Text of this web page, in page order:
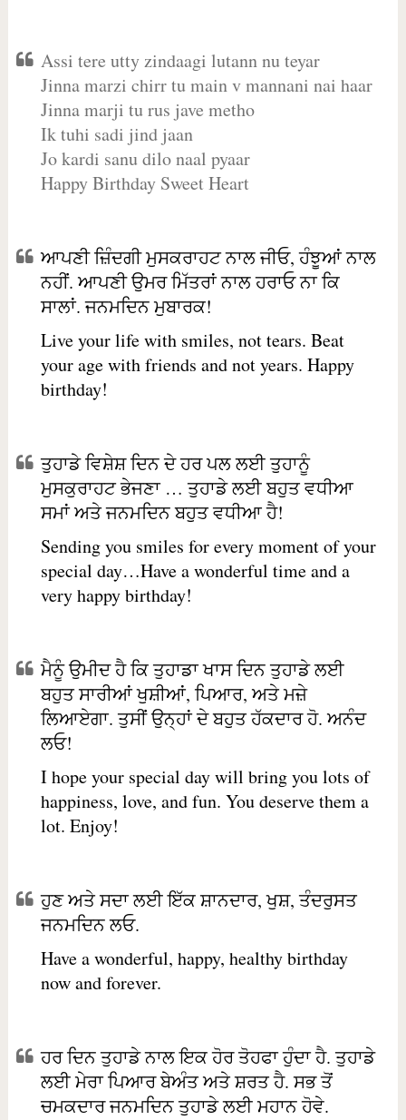
Assi tere utty zindaagi lutann nu teyar
Jinna marzi chirr tu main v mannani nai haar
Jinna marji tu rus jave metho
Ik tuhi sadi jind jaan
Jo kardi sanu dilo naal pyaar
Happy Birthday Sweet Heart
ਆਪਣੀ ਜ਼ਿੰਦਗੀ ਮੁਸਕਰਾਹਟ ਨਾਲ ਜੀਓ, ਹੰਝੂਆਂ ਨਾਲ
ਨਹੀਂ. ਆਪਣੀ ਉਮਰ ਮਿੱਤਰਾਂ ਨਾਲ ਹਰਾਓ ਨਾ ਕਿ
ਸਾਲਾਂ. ਜਨਮਦਿਨ ਮੁਬਾਰਕ!
Live your life with smiles, not tears. Beat
your age with friends and not years. Happy
birthday!
ਤੁਹਾਡੇ ਵਿਸ਼ੇਸ਼ ਦਿਨ ਦੇ ਹਰ ਪਲ ਲਈ ਤੁਹਾਨੂੰ
ਮੁਸਕੁਰਾਹਟ ਭੇਜਣਾ … ਤੁਹਾਡੇ ਲਈ ਬਹੁਤ ਵਧੀਆ
ਸਮਾਂ ਅਤੇ ਜਨਮਦਿਨ ਬਹੁਤ ਵਧੀਆ ਹੈ!
Sending you smiles for every moment of your
special day…Have a wonderful time and a
very happy birthday!
ਮੈਨੂੰ ਉਮੀਦ ਹੈ ਕਿ ਤੁਹਾਡਾ ਖਾਸ ਦਿਨ ਤੁਹਾਡੇ ਲਈ
ਬਹੁਤ ਸਾਰੀਆਂ ਖੁਸ਼ੀਆਂ, ਪਿਆਰ, ਅਤੇ ਮਜ਼ੇ
ਲਿਆਏਗਾ. ਤੁਸੀਂ ਉਨ੍ਹਾਂ ਦੇ ਬਹੁਤ ਹੱਕਦਾਰ ਹੋ. ਅਨੰਦ
ਲਓ!
I hope your special day will bring you lots of
happiness, love, and fun. You deserve them a
lot. Enjoy!
ਹੁਣ ਅਤੇ ਸਦਾ ਲਈ ਇੱਕ ਸ਼ਾਨਦਾਰ, ਖੁਸ਼, ਤੰਦਰੁਸਤ
ਜਨਮਦਿਨ ਲਓ.
Have a wonderful, happy, healthy birthday
now and forever.
ਹਰ ਦਿਨ ਤੁਹਾਡੇ ਨਾਲ ਇਕ ਹੋਰ ਤੋਹਫਾ ਹੁੰਦਾ ਹੈ. ਤੁਹਾਡੇ
ਲਈ ਮੇਰਾ ਪਿਆਰ ਬੇਅੰਤ ਅਤੇ ਸ਼ਰਤ ਹੈ. ਸਭ ਤੋਂ
ਚਮਕਦਾਰ ਜਨਮਦਿਨ ਤੁਹਾਡੇ ਲਈ ਮਹਾਨ ਹੋਵੇ.